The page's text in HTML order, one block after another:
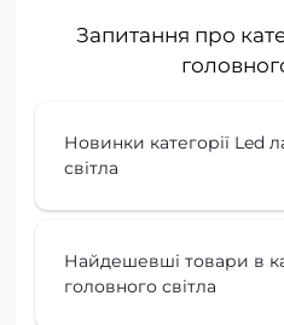
Запитання про
Новинки категорії Led
світла
Найдешевші товари в
головного світла